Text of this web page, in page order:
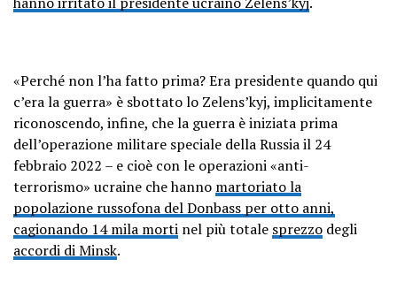
«Perché non l’ha fatto prima? Era presidente quando qui
c’era la guerra» è sbottato lo Zelens’kyj, implicitamente
riconoscendo, infine, che la guerra è iniziata prima
dell’operazione militare speciale della Russia il 24
febbraio 2022 – e cioè con le operazioni «anti-
terrorismo» ucraine che hanno martoriato la
popolazione russofona del Donbass per otto anni,
cagionando 14 mila morti nel più totale sprezzo degli
accordi di Minsk.